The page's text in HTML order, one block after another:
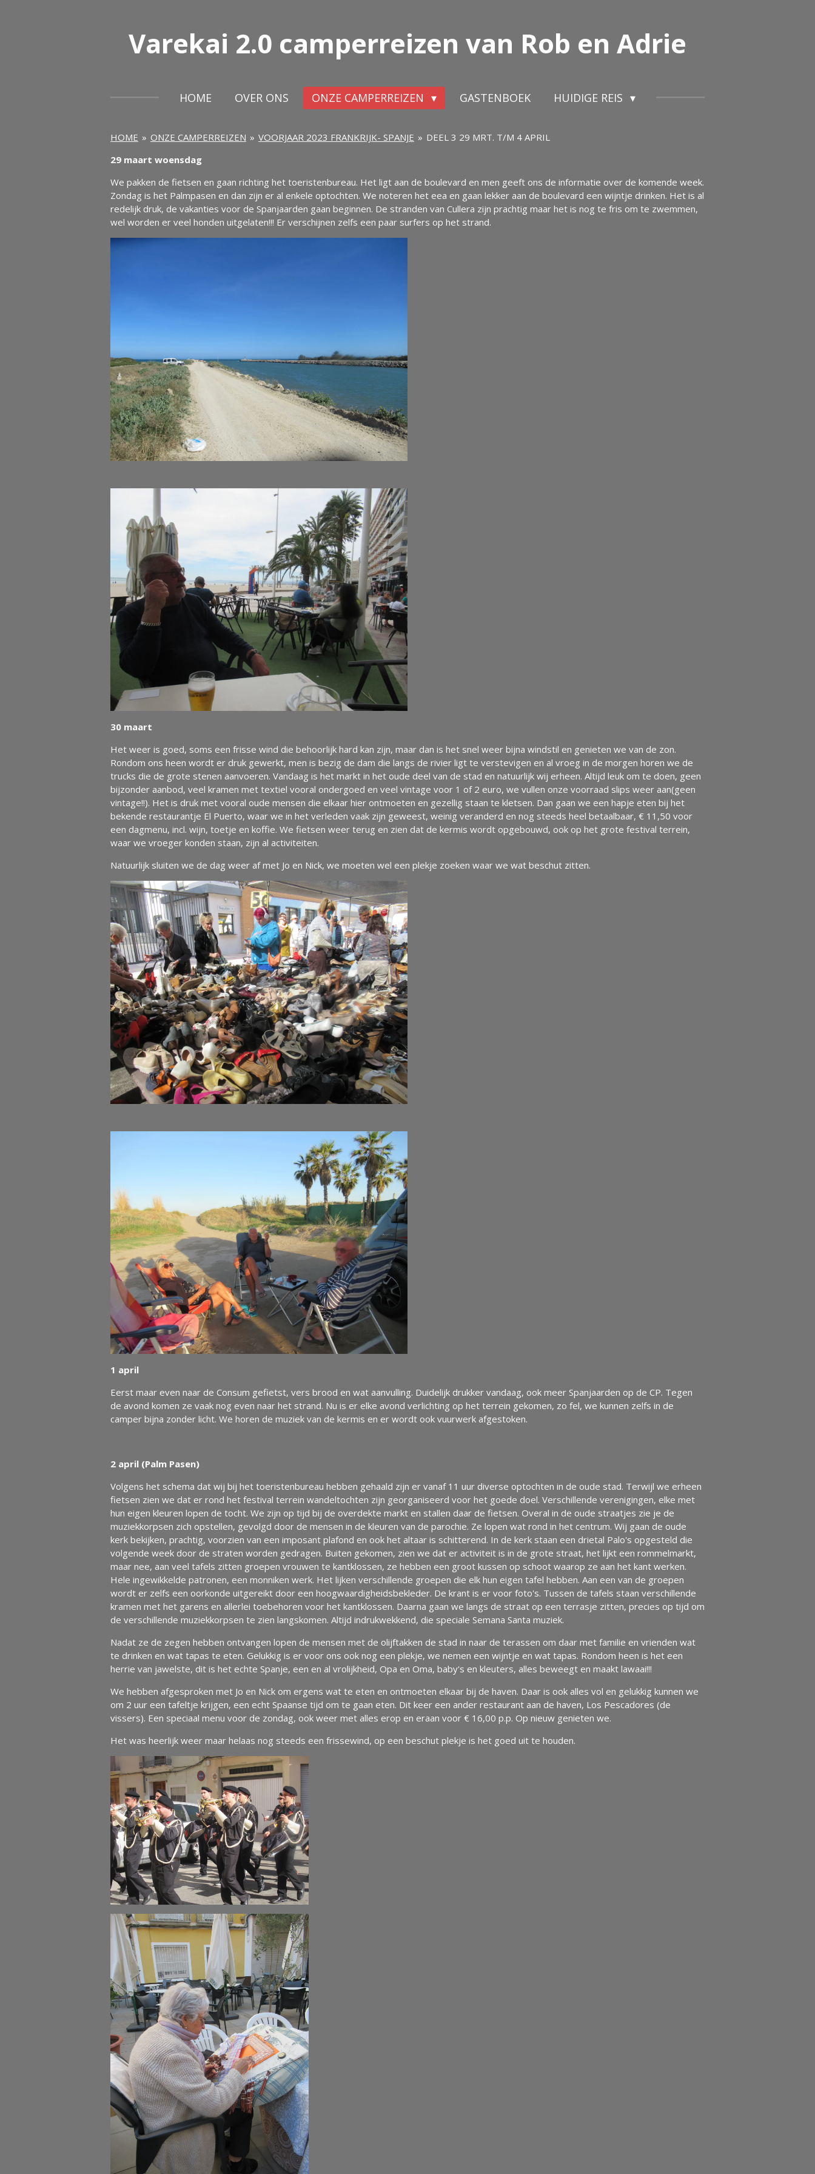
Varekai 2.0 camperreizen van Rob en Adrie
HOME OVER ONS ONZE CAMPERREIZEN GASTENBOEK HUIDIGE REIS
HOME » ONZE CAMPERREIZEN » VOORJAAR 2023 FRANKRIJK- SPANJE » DEEL 3 29 MRT. T/M 4 APRIL
29 maart woensdag
We pakken de fietsen en gaan richting het toeristenbureau. Het ligt aan de boulevard en men geeft ons de informatie over de komende week.
Zondag is het Palmpasen en dan zijn er al enkele optochten. We noteren het eea en gaan lekker aan de boulevard een wijntje drinken. Het is al
redelijk druk, de vakanties voor de Spanjaarden gaan beginnen. De stranden van Cullera zijn prachtig maar het is nog te fris om te zwemmen,
wel worden er veel honden uitgelaten!!! Er verschijnen zelfs een paar surfers op het strand.
30 maart
Het weer is goed, soms een frisse wind die behoorlijk hard kan zijn, maar dan is het snel weer bijna windstil en genieten we van de zon.
Rondom ons heen wordt er druk gewerkt, men is bezig de dam die langs de rivier ligt te verstevigen en al vroeg in de morgen horen we de
trucks die de grote stenen aanvoeren. Vandaag is het markt in het oude deel van de stad en natuurlijk wij erheen. Altijd leuk om te doen, geen
bijzonder aanbod, veel kramen met textiel vooral ondergoed en veel vintage voor 1 of 2 euro, we vullen onze voorraad slips weer aan(geen
vintage!!). Het is druk met vooral oude mensen die elkaar hier ontmoeten en gezellig staan te kletsen. Dan gaan we een hapje eten bij het
bekende restaurantje El Puerto, waar we in het verleden vaak zijn geweest, weinig veranderd en nog steeds heel betaalbaar, € 11,50 voor
een dagmenu, incl. wijn, toetje en koffie. We fietsen weer terug en zien dat de kermis wordt opgebouwd, ook op het grote festival terrein,
waar we vroeger konden staan, zijn al activiteiten.
Natuurlijk sluiten we de dag weer af met Jo en Nick, we moeten wel een plekje zoeken waar we wat beschut zitten.
1 april
Eerst maar even naar de Consum gefietst, vers brood en wat aanvulling. Duidelijk drukker vandaag, ook meer Spanjaarden op de CP. Tegen
de avond komen ze vaak nog even naar het strand. Nu is er elke avond verlichting op het terrein gekomen, zo fel, we kunnen zelfs in de
camper bijna zonder licht. We horen de muziek van de kermis en er wordt ook vuurwerk afgestoken.
2 april (Palm Pasen)
Volgens het schema dat wij bij het toeristenbureau hebben gehaald zijn er vanaf 11 uur diverse optochten in de oude stad. Terwijl we erheen
fietsen zien we dat er rond het festival terrein wandeltochten zijn georganiseerd voor het goede doel. Verschillende verenigingen, elke met
hun eigen kleuren lopen de tocht. We zijn op tijd bij de overdekte markt en stallen daar de fietsen. Overal in de oude straatjes zie je de
muziekkorpsen zich opstellen, gevolgd door de mensen in de kleuren van de parochie. Ze lopen wat rond in het centrum. Wij gaan de oude
kerk bekijken, prachtig, voorzien van een imposant plafond en ook het altaar is schitterend. In de kerk staan een drietal Palo's opgesteld die
volgende week door de straten worden gedragen. Buiten gekomen, zien we dat er activiteit is in de grote straat, het lijkt een rommelmarkt,
maar nee, aan veel tafels zitten groepen vrouwen te kantklossen, ze hebben een groot kussen op schoot waarop ze aan het kant werken.
Hele ingewikkelde patronen, een monniken werk. Het lijken verschillende groepen die elk hun eigen tafel hebben. Aan een van de groepen
wordt er zelfs een oorkonde uitgereikt door een hoogwaardigheidsbekleder. De krant is er voor foto's. Tussen de tafels staan verschillende
kramen met het garens en allerlei toebehoren voor het kantklossen. Daarna gaan we langs de straat op een terrasje zitten, precies op tijd om
de verschillende muziekkorpsen te zien langskomen. Altijd indrukwekkend, die speciale Semana Santa muziek.
Nadat ze de zegen hebben ontvangen lopen de mensen met de olijftakken de stad in naar de terassen om daar met familie en vrienden wat
te drinken en wat tapas te eten. Gelukkig is er voor ons ook nog een plekje, we nemen een wijntje en wat tapas. Rondom heen is het een
herrie van jawelste, dit is het echte Spanje, een en al vrolijkheid, Opa en Oma, baby's en kleuters, alles beweegt en maakt lawaai!!!
We hebben afgesproken met Jo en Nick om ergens wat te eten en ontmoeten elkaar bij de haven. Daar is ook alles vol en gelukkig kunnen we
om 2 uur een tafeltje krijgen, een echt Spaanse tijd om te gaan eten. Dit keer een ander restaurant aan de haven, Los Pescadores (de
vissers). Een speciaal menu voor de zondag, ook weer met alles erop en eraan voor € 16,00 p.p. Op nieuw genieten we.
Het was heerlijk weer maar helaas nog steeds een frissewind, op een beschut plekje is het goed uit te houden.